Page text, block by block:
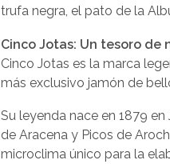
trufa negra, el pato de la
Cinco Jotas: Un tesoro de
Cinco Jotas es la marca
más exclusivo jamón de
Su leyenda nace en 1879
de Aracena y Picos de
microclima único para la